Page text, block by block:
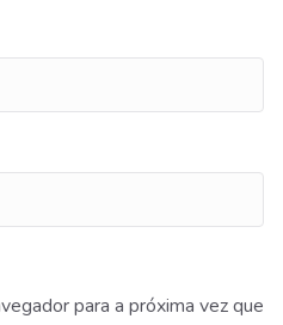
para a próxima vez que